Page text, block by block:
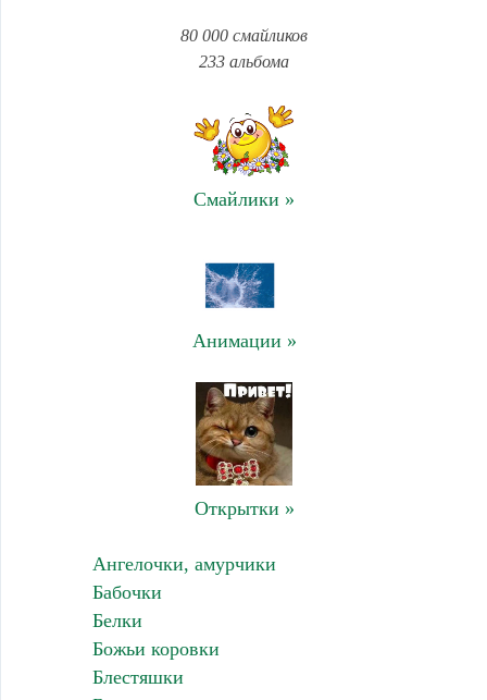
80 000 смайликов
233 альбома
Смайлики »
Анимации »
Открытки »
Ангелочки, амурчики
Бабочки
Белки
Божьи коровки
Блестяшки